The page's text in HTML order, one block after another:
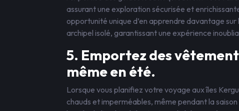
assurant une exploration sécurisée et
opportunité unique d’en apprendre davantage
archipel isolé, garantissant une expérience
5. Emportez des
même en été.
Lorsque vous planifiez votre voyage aux îles
chauds et imperméables, même pendant la